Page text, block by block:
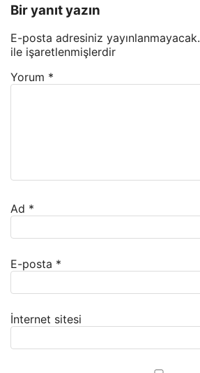
Bir yanıt yazın
E-posta adresiniz yayınlanmayacak.
ile işaretlenmişlerdir
Yorum *
Ad *
E-posta *
İnternet sitesi